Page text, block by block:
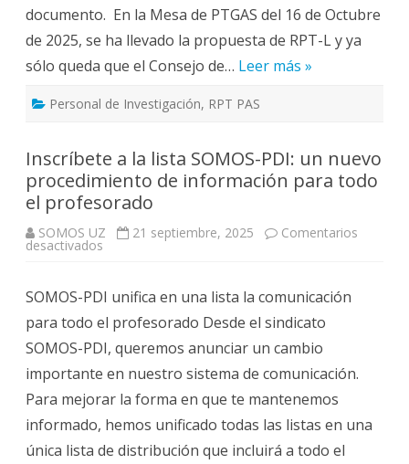
documento. En la Mesa de PTGAS del 16 de Octubre
de 2025, se ha llevado la propuesta de RPT-L y ya
sólo queda que el Consejo de… Leer más »
Personal de Investigación, RPT PAS
Inscríbete a la lista SOMOS-PDI: un nuevo
procedimiento de información para todo
el profesorado
SOMOS UZ 21 septiembre, 2025 Comentarios
desactivados
lista
SOMOS-
PDI: un
nuevo
procedimiento
de
información
para
todo
el
profesorado
SOMOS-PDI unifica en una lista la comunicación
para todo el profesorado Desde el sindicato
SOMOS-PDI, queremos anunciar un cambio
importante en nuestro sistema de comunicación.
Para mejorar la forma en que te mantenemos
informado, hemos unificado todas las listas en una
única lista de distribución que incluirá a todo el